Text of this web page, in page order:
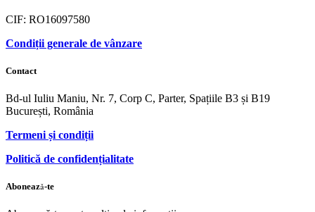
CIF: RO16097580
Condiții generale de vânzare
Contact
Bd-ul Iuliu Maniu, Nr. 7, Corp C, Parter, Spațiile B3 și B19
București, România
Termeni și condiții
Politică de confidențialitate
Abonează-te